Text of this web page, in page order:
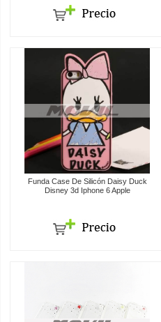
Funda Case De Silicón Daisy Duck
Disney 3d Iphone 6 Apple